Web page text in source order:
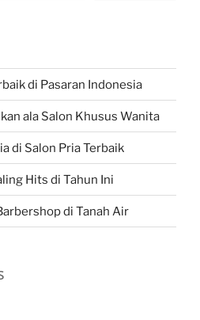
di Pasaran Indonesia
ala Salon Khusus Wanita
di Salon Pria Terbaik
Hits di Tahun Ini
di Tanah Air